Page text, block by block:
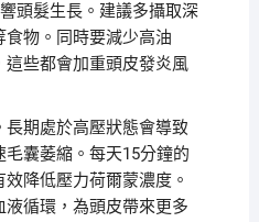
頭髮生長。建議多攝取深
物。同時要減少高油
些都會加重頭皮發炎風
期處於高壓狀態會導致
囊萎縮。每天15分鐘的
降低壓力荷爾蒙濃度。
循環，為頭皮帶來更多